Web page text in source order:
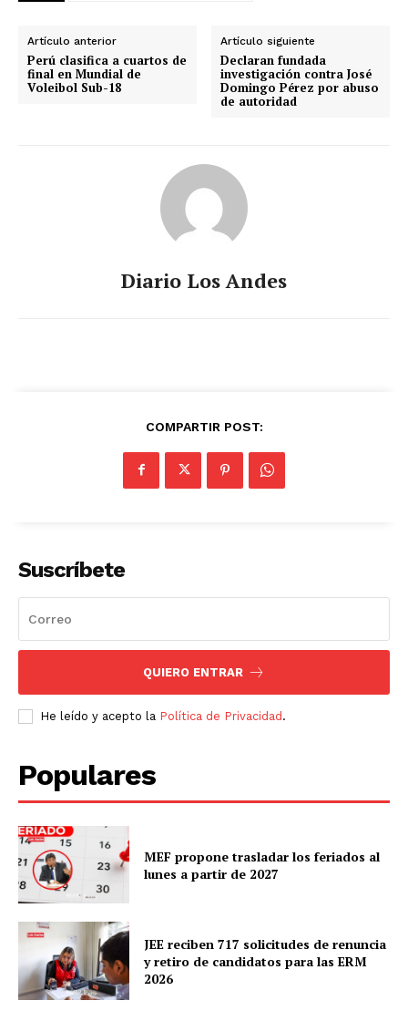
Artículo anterior
Perú clasifica a cuartos de
final en Mundial de
Voleibol Sub-18
Artículo siguiente
Declaran fundada
investigación contra José
Domingo Pérez por abuso
de autoridad
Diario Los Andes
COMPARTIR POST:
Suscríbete
QUIERO ENTRAR
He leído y acepto la Política de Privacidad.
Populares
MEF propone trasladar los feriados al
lunes a partir de 2027
JEE reciben 717 solicitudes de renuncia
y retiro de candidatos para las ERM
2026